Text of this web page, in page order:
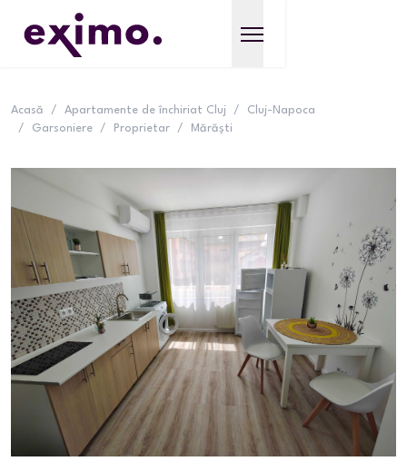
Acasă / Apartamente de închiriat Cluj /
Cluj-Napoca
/
Garsoniere / Proprietar / Mărăști